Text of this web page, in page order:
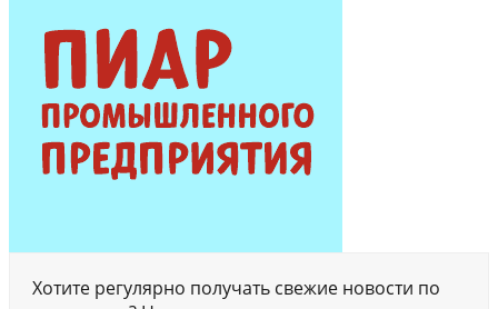
Хотите регулярно получать свежие новости по